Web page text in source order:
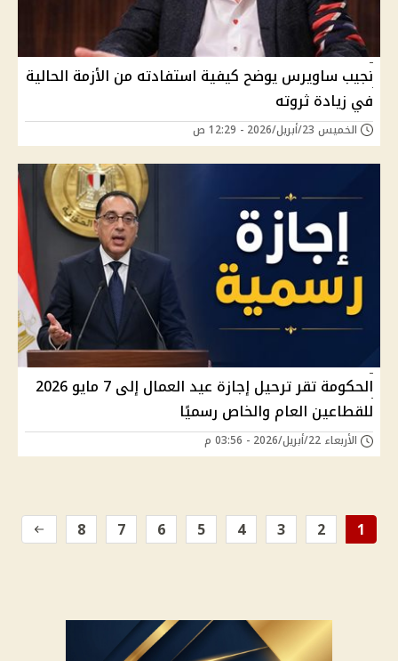
نجيب ساويرس يوضح كيفية استفادته من الأزمة الحالية
في زيادة ثروته
الخميس 23/أبريل/2026 - 12:29 ص
الحكومة تقر ترحيل إجازة عيد العمال إلى 7 مايو 2026
للقطاعين العام والخاص رسميًا
الأربعاء 22/أبريل/2026 - 03:56 م
1
2
3
4
5
6
7
8